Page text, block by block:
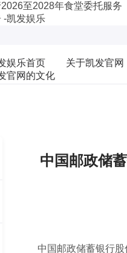
至2028年食堂委托服务
-凯发娱乐
娱乐首页
关于凯发官网
官网的文化
中国邮政储
中国邮政储蓄银行